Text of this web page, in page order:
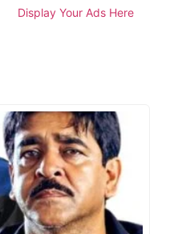
Display Your Ads Here